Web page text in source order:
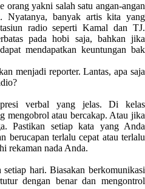
orang yakni salah satu angan-angan
Nyatanya, banyak artis kita yang
radio seperti Kamal dan TJ.
pada hobi saja, bahkan jika
mendapatkan keuntungan bak
menjadi reporter. Lantas, apa saja
verbal yang jelas. Di kelas
mengobrol atau bercakap. Atau jika
Pastikan setiap kata yang Anda
berucapan terlalu cepat atau terlalu
rekaman nada Anda.
hari. Biasakan berkomunikasi
dengan benar dan mengontrol